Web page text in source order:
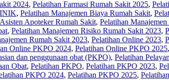
2024, Pelatihan Farmasi Rumah Sakit 2025,
, Pelatihan Manajemen Biaya Rumah Sakit,
Apoteker Rumah Sakit, Pelatihan
, Pelatihan Manajemen Risiko Rumah Sakit 2023,
Rumah Sakit 2023, Pelatihan Online 2023,
Online PKPO 2024, Pelatihan Online PKPO 2025,
dan penggunaan obat (PKPO), Pelatihan
Obat, Pelatihan PKPO, Pelatihan PKPO 2023,
PKPO 2024, Pelatihan PKPO 2025,